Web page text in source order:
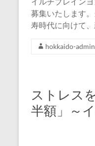
募集いたします
寿時代に向けて
hokkaido-admin
ストレス
半額」～